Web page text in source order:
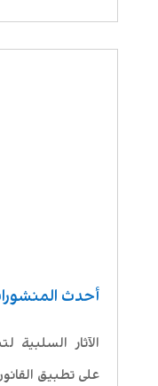
أحدث
الآثار السلبية
على تطبيق